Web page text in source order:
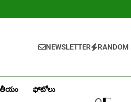
NEWSLETTER RANDOM
ఫోటోలు